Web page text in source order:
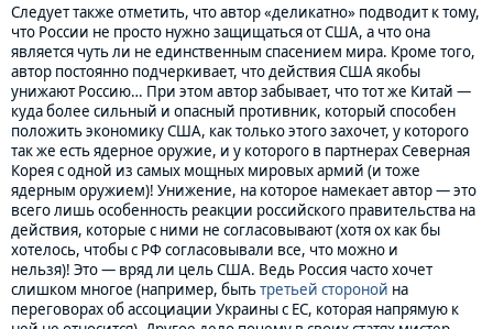
Следует также отметить, что автор «деликатно» подводит к тому,
что России не просто нужно защищаться от США, а что она
является чуть ли не единственным спасением мира. Кроме того,
автор постоянно подчеркивает, что действия США якобы
унижают Россию… При этом автор забывает, что тот же Китай —
куда более сильный и опасный противник, который способен
положить экономику США, как только этого захочет, у которого
так же есть ядерное оружие, и у которого в партнерах Северная
Корея с одной из самых мощных мировых армий (и тоже
ядерным оружием)! Унижение, на которое намекает автор — это
всего лишь особенность реакции российского правительства на
действия, которые с ними не согласовывают (хотя ох как бы
хотелось, чтобы с РФ согласовывали все, что можно и
нельзя)! Это — вряд ли цель США. Ведь Россия часто хочет
слишком многое (например, бытьтретьей стороной на
переговорах об ассоциации Украины с ЕС, которая напрямую к